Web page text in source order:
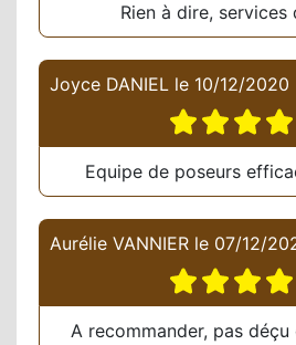
Rien à dire, services
Joyce DANIEL le 10/12/2020
Equipe de poseurs
Aurélie VANNIER le 07/12/
A recommander, pas